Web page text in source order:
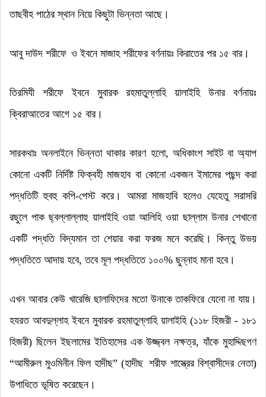
তাছবীহ পাঠের স্থান নিয়ে কিছুটা ভিন্নতা আছে।
আবু দাউদ শরীফে ও ইবনে মাজাহ শরীফের বর্ণনায়ঃ কিরাতের পর ১৫ বার।
তিরমিযী শরীফে ইবনে মুবারকরহমাতুল্লাহি য়ালাইহি উনারবর্ণনায়ঃ
ক্বিরাআতের আগে ১৫ বার।
সারকথাঃ অনলাইনে ভিন্নতা থাকার কারণ হলো, অধিকাংশ সাইট বা অ্যাপ
কোনো একটি নির্দিষ্ট ফিক্বহী মাজহাব বা কোনো একজন ইমামের পছন্দ করা
পদ্ধতিটি হুবহু কপি-পেস্ট করে। আমরা মাজহাবি হলেও যেহেতু সরাসরি
রছুলে পাক ছ্বল্লাল্লাহু য়ালাইহি ওয়া আলিহি ওয়া ছাল্লাম উনার শেখানো
একটি পদ্ধতি বিদ্যমান তা শেয়ার করা ফরজ মনে করেছি। কিন্তু উভয়
পদ্ধতিতে আদায় হবে,তবে মূল পদ্ধতিতে ১০০% ছুন্নাহ মানা হবে।
এখন আবার কেউ খারেজি ছালাফিদের মতো উনাকে তাকফিরে যেনো না যায় ।
হযরত আবদুল্লাহ ইবনে মুবারক রহমাতুল্লাহি য়ালাইহি (১১৮ হিজরী - ১৮১
হিজরী) ছিলেন ইছলামের ইতিহাসের এক উজ্জ্বল নক্ষত্র,যাঁকে মুহাদ্দিছগণ
“আমীরুল মুওমিনীন ফিল হাদীছ” (হাদীছ শরীফ শাস্ত্রের বিশ্বাসীদের নেতা)
উপাধিতে ভূষিত করেছেন ।